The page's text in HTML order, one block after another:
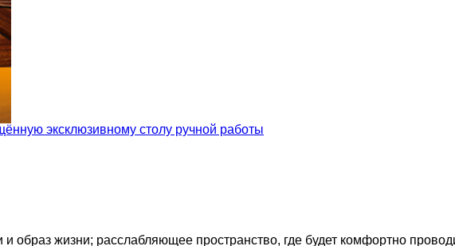
жизни; расслабляющее пространство, где будет комфортно